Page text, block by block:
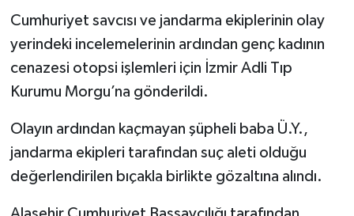
Cumhuriyet savcısı ve jandarma ekiplerinin olay
yerindeki incelemelerinin ardından genç kadının
cenazesi otopsi işlemleri için İzmir Adli Tıp
Kurumu Morgu’na gönderildi.
Olayın ardından kaçmayan şüpheli baba Ü.Y.,
jandarma ekipleri tarafından suç aleti olduğu
değerlendirilen bıçakla birlikte gözaltına alındı.